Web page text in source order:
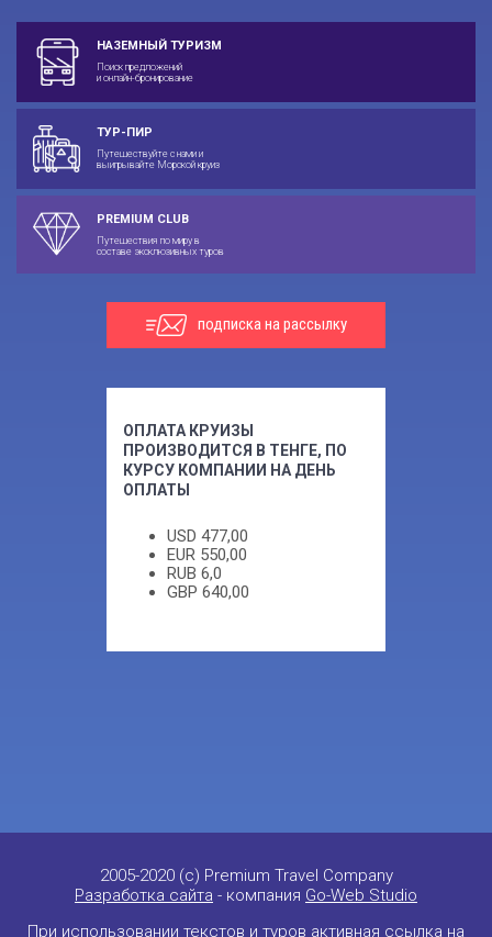
НАЗЕМНЫЙ ТУРИЗМ
Поиск предложений
и онлайн-бронирование
ТУР-ПИР
Путешествуйте с нами и
выигрывайте Морской круиз
PREMIUM CLUB
Путешествия по миру в
составе эксклюзивных туров
подписка на рассылку
ОПЛАТА КРУИЗЫ
ПРОИЗВОДИТСЯ В ТЕНГЕ, ПО
КУРСУ КОМПАНИИ НА ДЕНЬ
ОПЛАТЫ
USD 477,00
EUR 550,00
RUB 6,0
GBP 640,00
2005-2020 (c) Premium Travel Company
Разработка сайта - компания Go-Web Studio
При использовании текстов и туров активная ссылка на